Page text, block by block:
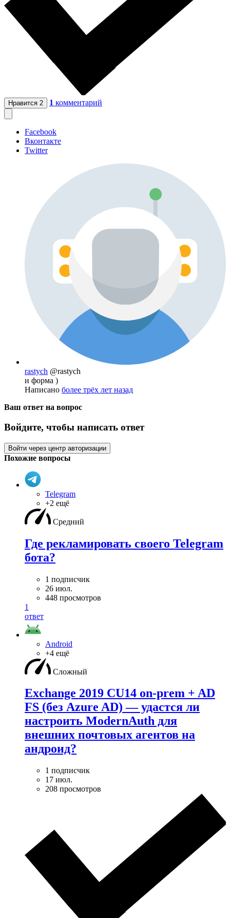
Нравится 2 1 комментарий
Facebook
Вконтакте
Twitter
rastych @rastych
и форма )
Написано более трёх лет назад
Ваш ответ на вопрос
Войдите, чтобы написать ответ
Войти через центр авторизации
Похожие вопросы
Telegram
+2 ещё
Средний
Где рекламировать своего Telegram
бота?
1 подписчик
26 июл.
448 просмотров
1
ответ
Android
+4 ещё
Сложный
Exchange 2019 CU14 on-prem + AD
FS (без Azure AD) — удаcтся ли
настроить ModernAuth для
внешних почтовых агентов на
андроид?
1 подписчик
17 июл.
208 просмотров